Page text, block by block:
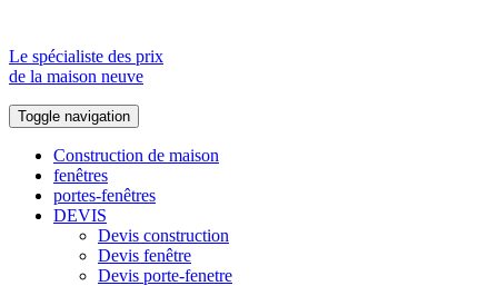
Le spécialiste des prix
de la maison neuve
Toggle navigation
Construction de maison
fenêtres
portes-fenêtres
DEVIS
Devis construction
Devis fenêtre
Devis porte-fenetre